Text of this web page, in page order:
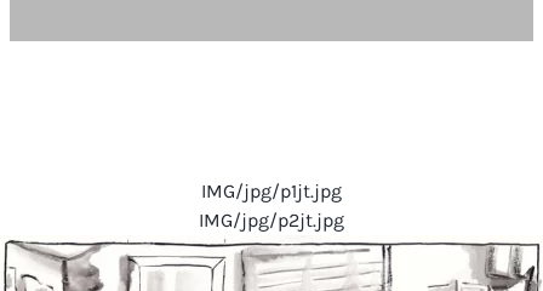
IMG/jpg/p1jt.jpg
IMG/jpg/p2jt.jpg